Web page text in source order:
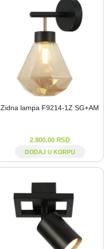
Zidna lampa F9214-⁠1Z SG+AM
2.800,00 RSD
DODAJ U KORPU